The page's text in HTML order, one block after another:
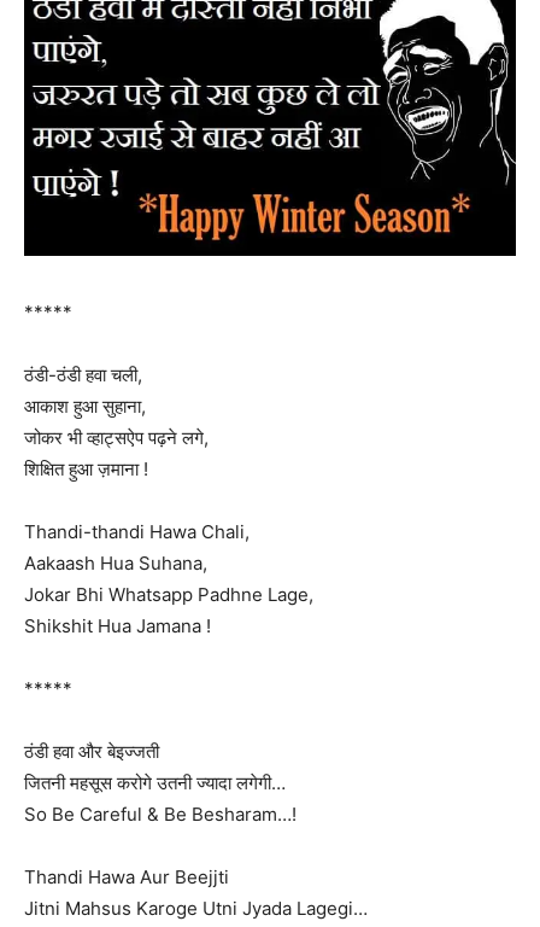
*****
ठंडी-ठंडी हवा चली,
आकाश हुआ सुहाना,
जोकर भी व्हाट्सऐप पढ़ने लगे,
शिक्षित हुआ ज़माना !
Thandi-thandi Hawa Chali,
Aakaash Hua Suhana,
Jokar Bhi Whatsapp Padhne Lage,
Shikshit Hua Jamana !
*****
ठंडी हवा और बेइज्जती
जितनी महसूस करोगे उतनी ज्यादा लगेगी…
So Be Careful & Be Besharam…!
Thandi Hawa Aur Beejjti
Jitni Mahsus Karoge Utni Jyada Lagegi…